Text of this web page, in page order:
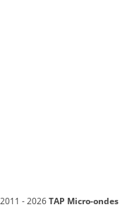
- 2026TAP Micro-ondes